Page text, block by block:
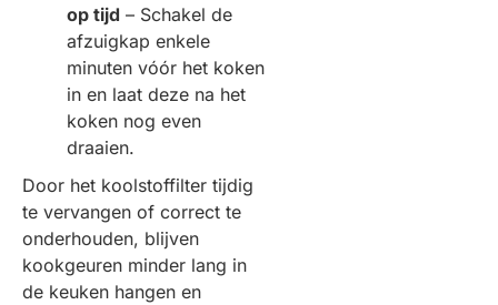
op tijd – Schakel de
afzuigkap enkele
minuten vóór het koken
in en laat deze na het
koken nog even
draaien.
Door het koolstoffilter tijdig
te vervangen of correct te
onderhouden, blijven
kookgeuren minder lang in
de keuken hangen en